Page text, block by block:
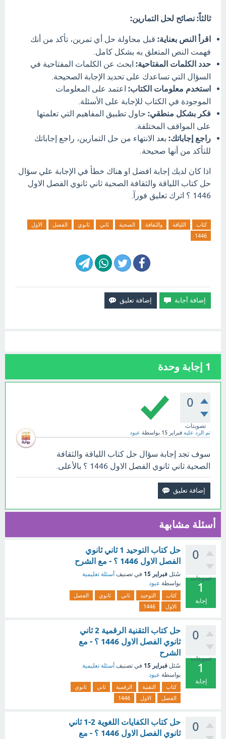
ثالثاً: نصائح لحل التمارين:
اقرأ النص بعناية: قبل محاولة حل أي تمرين، تأكد من أنك
فهمت النص المتعلق به بشكل كامل.
حدد الكلمات المفتاحية: ابحث عن الكلمات المفتاحية في
السؤال التي تساعدك على تحديد الإجابة الصحيحة.
استخدم معلومات الكتاب: اعتمد على المعلومات
الموجودة في الكتاب للإجابة على الأسئلة.
فكر بشكل منطقي: حاول تطبيق المفاهيم التي تعلمتها
على المواقف المختلفة.
راجع إجاباتك: بعد الانتهاء من حل التمارين، راجع إجاباتك
للتأكد من أنها صحيحة.
اذا كان لديك إجابة افضل او هناك خطأ في الإجابة علي سؤال
حل كتاب اللياقة والثقافة الصحية ثاني ثانوي الفصل الاول
1446 ؟ اترك تعليق فورآ.
كتاب اللياقة والثقافة الصحية ثاني ثانوي الفصل
الاول
1446
1 إجابة وحدة
0
تصويتات
تم الرد عليه فبراير 15 بواسطة عبود
سوف تجد إجابة سؤال حل كتاب اللياقة والثقافة
الصحية ثاني ثانوي الفصل الاول 1446 ؟ بالأعلى.
أسئلة مشابهة
0
تصويتات
1
إجابة
حل كتاب التوحيد 1 ثاني ثانوي
الفصل الاول 1446 ؟ - مع الشرح
سُئل فبراير 15 في تصنيف أسئلة تعليمية
بواسطة عبود
كتاب التوحيد ثاني ثانوي
الفصل
الاول
1446
0
تصويتات
1
إجابة
حل كتاب التقنية الرقمية 2 ثاني
ثانوي الفصل الاول 1446 ؟ - مع
الشرح
سُئل فبراير 15 في تصنيف أسئلة تعليمية
بواسطة عبود
كتاب التقنية الرقمية ثاني
ثانوي
الفصل
الاول 1446
0
حل كتاب الكفايات اللغوية 2-1 ثاني
ثانوي الفصل الاول 1446 ؟ - مع